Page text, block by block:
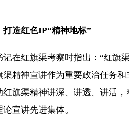
造红色IP“精神地标”
红旗渠考察时指出：“红旗渠
渠精神宣讲作为重要政治任务
红旗渠精神讲深、讲透、讲活
宣讲先进集体。